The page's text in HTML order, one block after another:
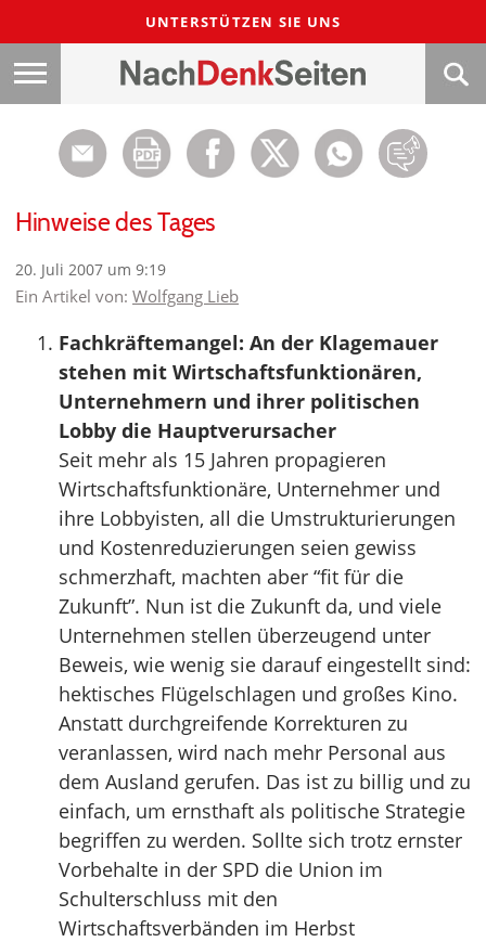
UNTERSTÜTZEN SIE UNS
Hinweise des Tages
20. Juli 2007 um 9:19
Ein Artikel von: Wolfgang Lieb
Fachkräftemangel: An der Klagemauer
stehen mit Wirtschaftsfunktionären,
Unternehmern und ihrer politischen
Lobby die Hauptverursacher
Seit mehr als 15 Jahren propagieren
Wirtschaftsfunktionäre, Unternehmer und
ihre Lobbyisten, all die Umstrukturierungen
und Kostenreduzierungen seien gewiss
schmerzhaft, machten aber “fit für die
Zukunft”. Nun ist die Zukunft da, und viele
Unternehmen stellen überzeugend unter
Beweis, wie wenig sie darauf eingestellt sind:
hektisches Flügelschlagen und großes Kino.
Anstatt durchgreifende Korrekturen zu
veranlassen, wird nach mehr Personal aus
dem Ausland gerufen. Das ist zu billig und zu
einfach, um ernsthaft als politische Strategie
begriffen zu werden. Sollte sich trotz ernster
Vorbehalte in der SPD die Union im
Schulterschluss mit den
Wirtschaftsverbänden im Herbst